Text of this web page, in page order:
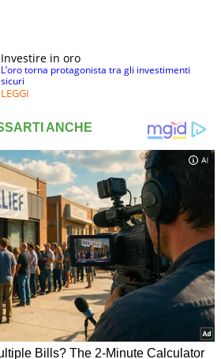
Investire in oro
L’oro torna protagonista tra gli investimenti
sicuri
LEGGI